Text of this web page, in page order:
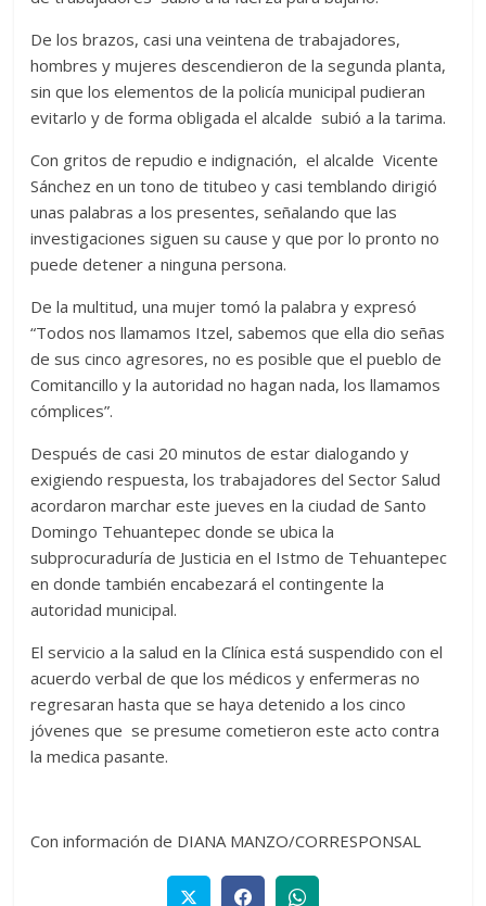
De los brazos, casi una veintena de trabajadores,
hombres y mujeres descendieron de la segunda planta,
sin que los elementos de la policía municipal pudieran
evitarlo y de forma obligada el alcalde subió a la tarima.
Con gritos de repudio e indignación, el alcalde Vicente
Sánchez en un tono de titubeo y casi temblando dirigió
unas palabras a los presentes, señalando que las
investigaciones siguen su cause y que por lo pronto no
puede detener a ninguna persona.
De la multitud, una mujer tomó la palabra y expresó
“Todos nos llamamos Itzel, sabemos que ella dio señas
de sus cinco agresores, no es posible que el pueblo de
Comitancillo y la autoridad no hagan nada, los llamamos
cómplices”.
Después de casi 20 minutos de estar dialogando y
exigiendo respuesta, los trabajadores del Sector Salud
acordaron marchar este jueves en la ciudad de Santo
Domingo Tehuantepec donde se ubica la
subprocuraduría de Justicia en el Istmo de Tehuantepec
en donde también encabezará el contingente la
autoridad municipal.
El servicio a la salud en la Clínica está suspendido con el
acuerdo verbal de que los médicos y enfermeras no
regresaran hasta que se haya detenido a los cinco
jóvenes que se presume cometieron este acto contra
la medica pasante.
Con información de DIANA MANZO/CORRESPONSAL